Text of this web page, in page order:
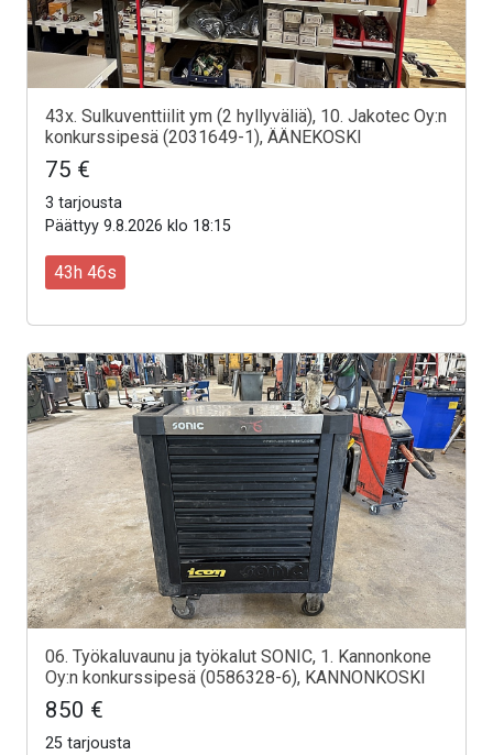
43x. Sulkuventtiilit ym (2 hyllyväliä), 10. Jakotec Oy:n
konkurssipesä (2031649-1), ÄÄNEKOSKI
75 €
3 tarjousta
Päättyy 9.8.2026 klo 18:15
43h 44s
06. Työkaluvaunu ja työkalut SONIC, 1. Kannonkone
Oy:n konkurssipesä (0586328-6), KANNONKOSKI
850 €
25 tarjousta